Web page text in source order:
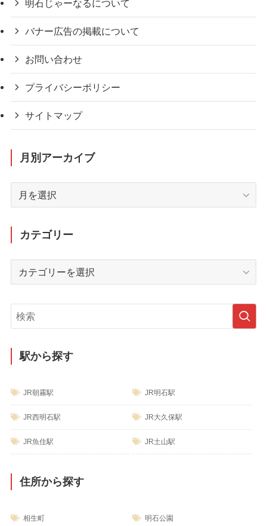
明石じゃーなるについて
バナー広告の掲載について
お問い合わせ
プライバシーポリシー
サイトマップ
月別アーカイブ
イ
ブ
カテゴリー
リ
ー
駅から探す
JR朝霧駅 JR明石駅
JR西明石駅 JR大久保駅
JR魚住駅 JR土山駅
住所から探す
相生町 明石公園